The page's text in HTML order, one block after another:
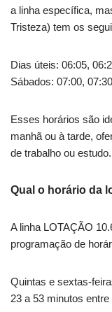
a linha específica,
Tristeza) tem os
Dias úteis: 06:05,
Sábados: 07:00,
Esses horários são
manhã ou à tarde,
de trabalho ou estudo.
Qual o horário da
A linha LOTAÇÃO
programação de
Quintas e sextas-
23 a 53 minutos